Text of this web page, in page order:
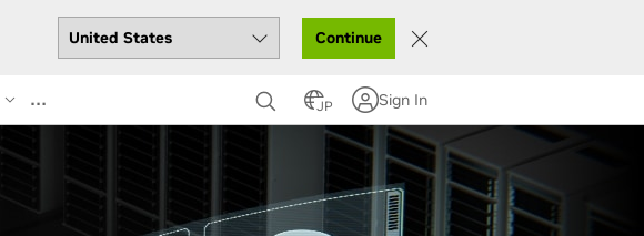
Continue
… JP Sign In